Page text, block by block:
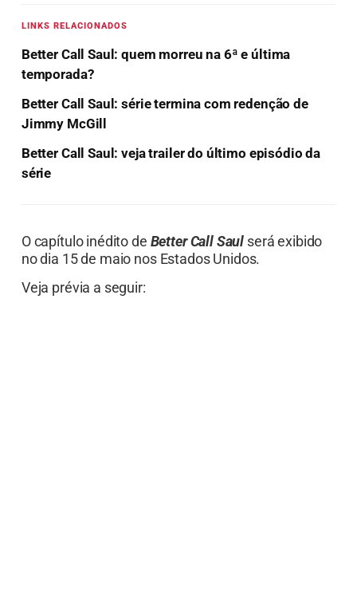
LINKS RELACIONADOS
Better Call Saul: quem morreu na 6ª e última
temporada?
Better Call Saul: série termina com redenção de
Jimmy McGill
Better Call Saul: veja trailer do último episódio da
série
O capítulo inédito de Better Call Saul será exibido
no dia 15 de maio nos Estados Unidos.
Veja prévia a seguir: